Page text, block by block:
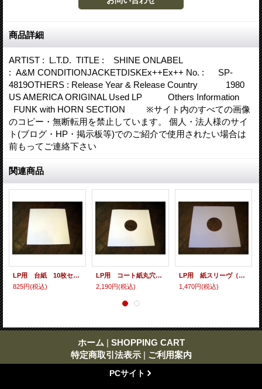
商品詳細
ARTIST : L.T.D. TITLE : SHINE ONLABEL
: A&M CONDITIONJACKETDISKEx++Ex++ No. : SP-
4819OTHERS : Release Year & Release Country 1980
US AMERICA ORIGINAL Used LP Others Information
FUNK with HORN SECTION ※サイト内のすべての画像
のコピー・無断転用を禁止しています。 個人・法人様のサイ
ト(ブログ・HP・掲示板等)でのご紹介で使用されたい場合は
前もってご連絡下さい
関連商品
LP用 台紙 10枚セット
825円(税込)
LP用 コート紙丸穴ジャケ 10枚セット
2,190円(税込)
LP用 紙スリーヴ（レギュラー 四角の角） 10枚セット
1,470円(税込)
ホーム | SHOPPING CART
特定商取引法表示 | ご利用案内
PCサイト